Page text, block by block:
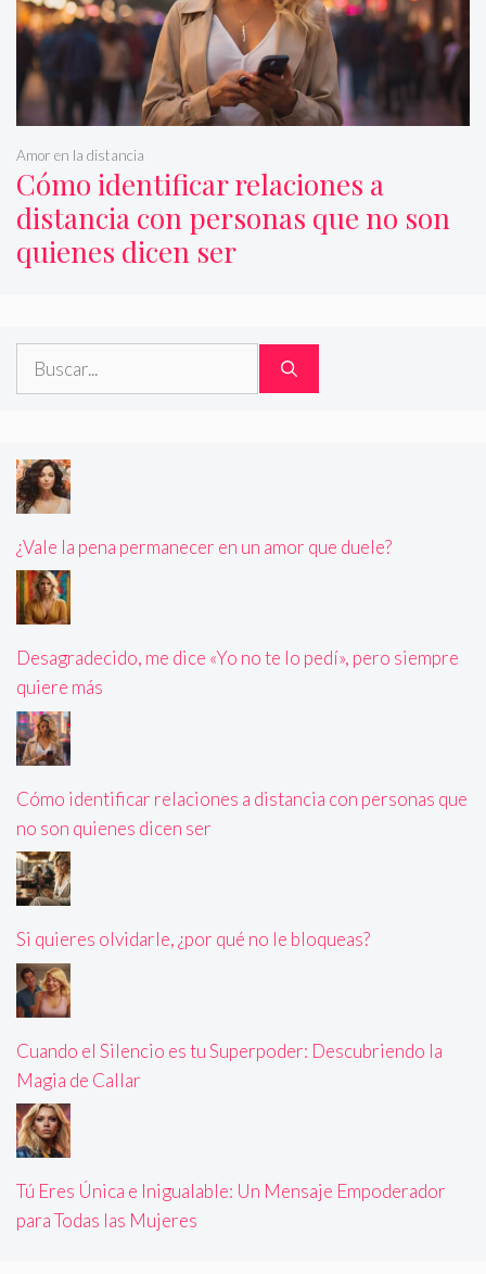
Cómo identificar relaciones a
distancia con personas que no son
quienes dicen ser
Amor en la distancia
Buscar:
¿Vale la pena permanecer en un amor que duele?
Desagradecido, me dice «Yo no te lo pedí», pero siempre
quiere más
Cómo identificar relaciones a distancia con personas que
no son quienes dicen ser
Si quieres olvidarle, ¿por qué no le bloqueas?
Cuando el Silencio es tu Superpoder: Descubriendo la
Magia de Callar
Tú Eres Única e Inigualable: Un Mensaje Empoderador
para Todas las Mujeres